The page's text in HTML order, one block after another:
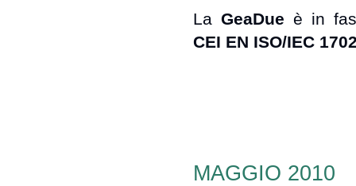
La GeaDue è in
CEI EN ISO/IEC
MAGGIO 2010